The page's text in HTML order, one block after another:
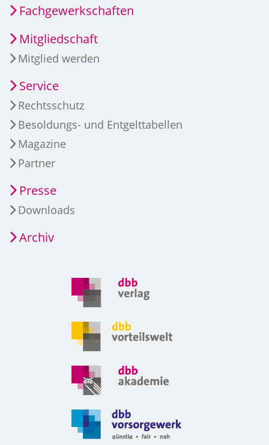
Fachgewerkschaften
Mitgliedschaft
Mitglied werden
Service
Rechtsschutz
Besoldungs- und Entgelttabellen
Magazine
Partner
Presse
Downloads
Archiv